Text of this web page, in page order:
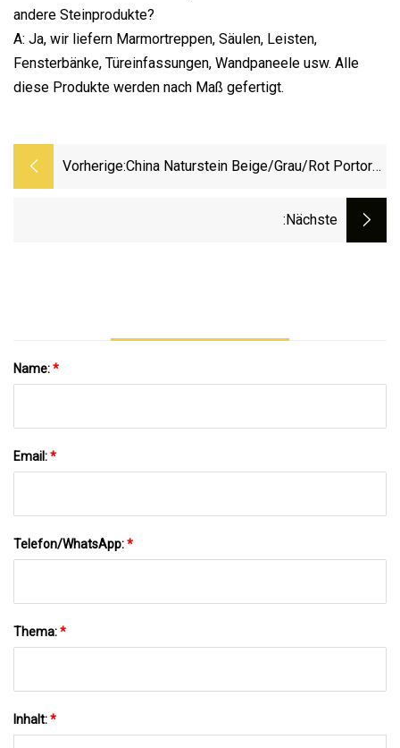
andere Steinprodukte?
A: Ja, wir liefern Marmortreppen, Säulen, Leisten,
Fensterbänke, Türeinfassungen, Wandpaneele usw. Alle
diese Produkte werden nach Maß gefertigt.
Vorherige:China Naturstein Beige/Grau/Rot Portoro
Boden-Arbeitsplatten-Innenarchitektur
:nächste
Name:*
Email:*
Telefon/WhatsApp:*
Thema:*
Inhalt:*